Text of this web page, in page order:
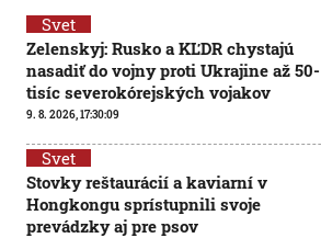
Svet
Zelenskyj: Rusko a KĽDR chystajú
nasadiť do vojny proti Ukrajine až 50-
tisíc severokórejských vojakov
9. 8. 2026, 17:30:09
Svet
Stovky reštaurácií a kaviarní v
Hongkongu sprístupnili svoje
prevádzky aj pre psov